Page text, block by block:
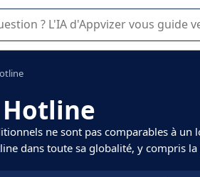
vous guide dans l'utilisation ou
ne sont pas comparables à un
dans toute sa globalité, y compris